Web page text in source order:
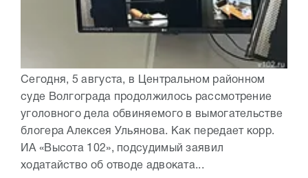
Сегодня, 5 августа, в Центральном районном
суде Волгограда продолжилось рассмотрение
уголовного дела обвиняемого в вымогательстве
блогера Алексея Ульянова. Как передает корр.
ИА «Высота 102», подсудимый заявил
ходатайство об отводе адвоката...